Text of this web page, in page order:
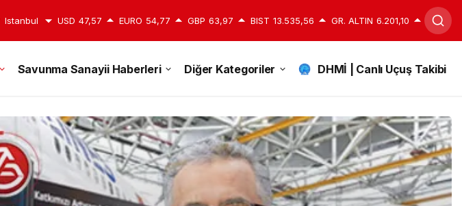
Istanbul USD 47,57 EURO 54,77 GBP 63,97 BIST 13.535,56 GR. ALTIN 6.201,10
Savunma Sanayii Haberleri Diğer Kategoriler DHMİ | Canlı Uçuş Takibi